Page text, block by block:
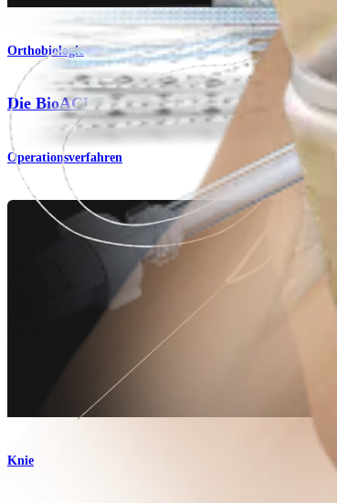
Orthobiologie
Die BioACL™-Technik
Operationsverfahren
Knie